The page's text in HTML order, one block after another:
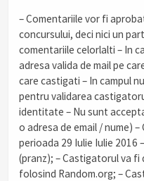
– Comentariile vor fi
concursului, deci nici un
comentariile celorlalti – In
adresa valida de mail pe
care castigati – In campul
pentru validarea
identitate – Nu sunt
o adresa de email / nume)
perioada 29 Iulie Iulie 2016
(pranz); – Castigatorul va
folosind Random.org; –